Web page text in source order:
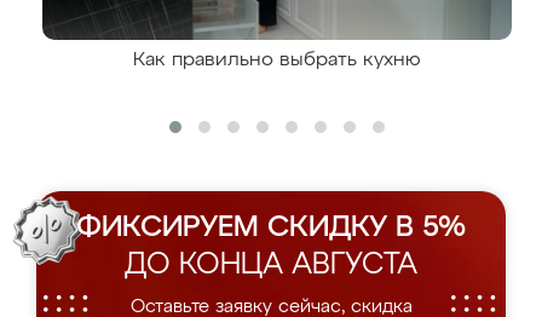
Как правильно выбрать кухню
ФИКСИРУЕМ СКИДКУ В 5%
ДО КОНЦА АВГУСТА
Оставьте заявку сейчас, скидка